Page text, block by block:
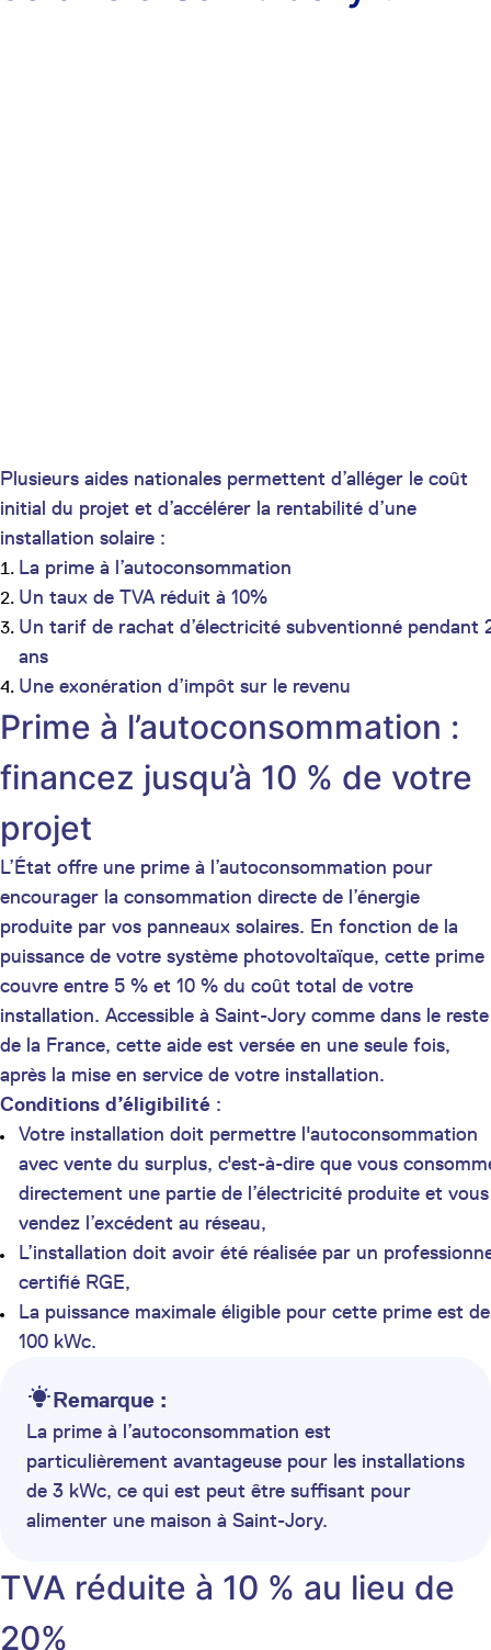
Plusieurs aides nationales permettent d’alléger le coût
initial du projet et d’accélérer la rentabilité d’une
installation solaire :
La prime à l’autoconsommation
Un taux de TVA réduit à 10%
Un tarif de rachat d’électricité subventionné pendant
ans
Une exonération d’impôt sur le revenu
Prime à l’autoconsommation :
financez jusqu’à 10 % de votre
projet
L’État offre une prime à l’autoconsommation pour
encourager la consommation directe de l’énergie
produite par vos panneaux solaires. En fonction de la
puissance de votre système photovoltaïque, cette prime
couvre entre 5 % et 10 % du coût total de votre
installation. Accessible à Saint-Jory comme dans le reste
de la France, cette aide est versée en une seule fois,
après la mise en service de votre installation.
Conditions d’éligibilité :
Votre installation doit permettre l'autoconsommation
avec vente du surplus, c'est-à-dire que vous
directement une partie de l’électricité produite et vous
vendez l’excédent au réseau,
L’installation doit avoir été réalisée par un
certifié RGE,
La puissance maximale éligible pour cette prime est de
100 kWc.
Remarque :
La prime à l’autoconsommation est
particulièrement avantageuse pour les installations
de 3 kWc, ce qui est peut être suffisant pour
alimenter une maison à Saint-Jory.
TVA réduite à 10 % au lieu de
20%